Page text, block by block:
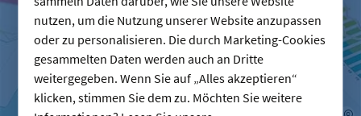
nutzen, um die Nutzung unserer Website anzupassen
oder zu personalisieren. Die durch Marketing-Cookies
gesammelten Daten werden auch an Dritte
weitergegeben. Wenn Sie auf „Alles akzeptieren“
klicken, stimmen Sie dem zu. Möchten Sie weitere